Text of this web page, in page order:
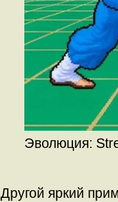
Эволюция:
Другой яркий